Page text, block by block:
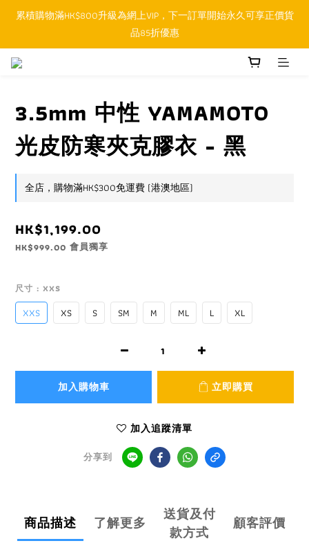
順豐香港SFHK APP取件通知功能將取代SMS短訊
累積購物滿HK$800升級為網上VIP，下一訂單開始永久可享正價貨
品85折優惠
順豐香港SFHK APP取件通知功能將取代SMS短訊
3.5mm 中性 YAMAMOTO
光皮防寒夾克膠衣 - 黑
全店，購物滿HK$300免運費 (港澳地區)
HK$1,199.00
HK$999.00 會員獨享
尺寸 : XXS
XXS XS S SM M ML L XL
加入購物車 立即購買
加入追蹤清單
分享到
商品描述 了解更多
送貨及付
款方式
顧客評價